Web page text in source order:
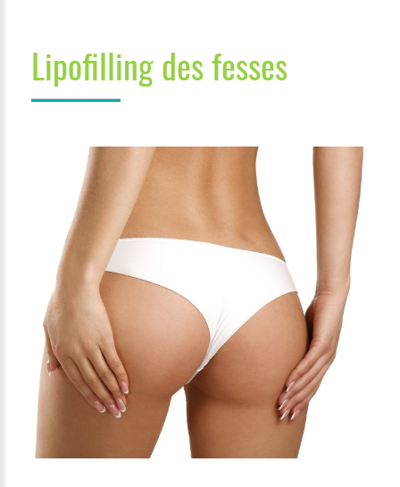
Lipofilling des fesses